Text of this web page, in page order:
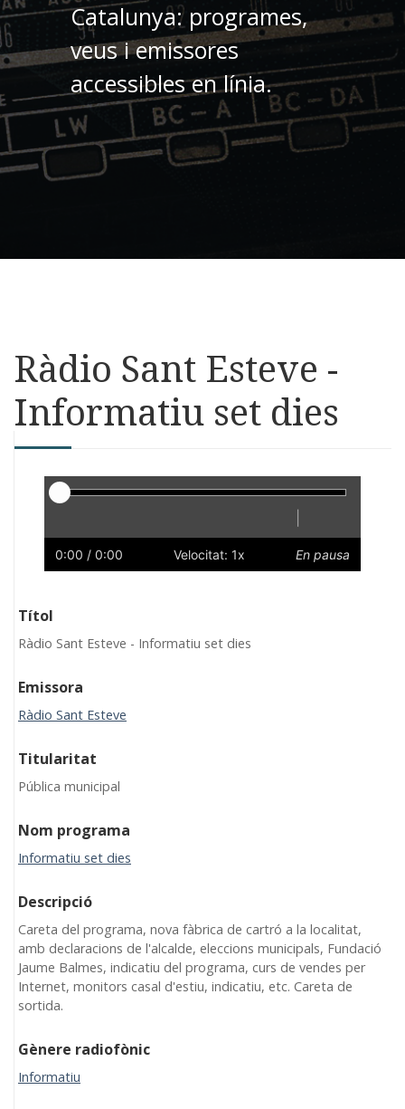
Catalunya: programes,
veus i emissores
accessibles en línia.
Ràdio Sant Esteve -
Informatiu set dies
Reproductor
Lent
0:00 / 0:00 Velocitat: 1x En pausa
Títol
Ràdio Sant Esteve - Informatiu set dies
Emissora
Ràdio Sant Esteve
Titularitat
Pública municipal
Nom programa
Informatiu set dies
Descripció
Careta del programa, nova fàbrica de cartró a la localitat,
amb declaracions de l'alcalde, eleccions municipals, Fundació
Jaume Balmes, indicatiu del programa, curs de vendes per
Internet, monitors casal d'estiu, indicatiu, etc. Careta de
sortida.
Gènere radiofònic
Informatiu